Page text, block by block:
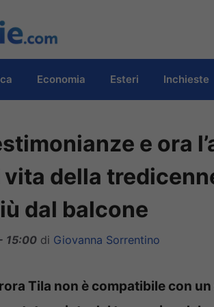
Economia Esteri Inchieste
e ora
della
dal balcone
15:00 di Giovanna Sorrentino
Tila non è compatibile con